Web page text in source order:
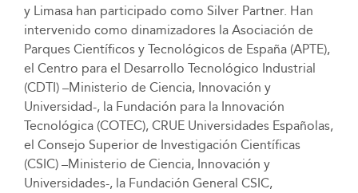
y Limasa han participado como Silver Partner. Han
intervenido como dinamizadores la Asociación de
Parques Científicos y Tecnológicos de España (APTE),
el Centro para el Desarrollo Tecnológico Industrial
(CDTI) –Ministerio de Ciencia, Innovación y
Universidad-, la Fundación para la Innovación
Tecnológica (COTEC), CRUE Universidades Españolas,
el Consejo Superior de Investigación Científicas
(CSIC) –Ministerio de Ciencia, Innovación y
Universidades-, la Fundación General CSIC,